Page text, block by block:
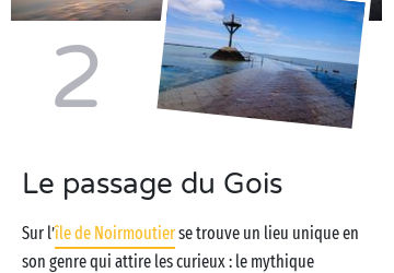
2
Le passage du Gois
Sur l’île de Noirmoutierse trouve un lieu unique en
son genre qui attire les curieux : le mythique